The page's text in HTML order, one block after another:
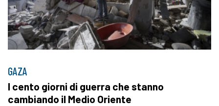
GAZA
I cento giorni di guerra che stanno
cambiando il Medio Oriente